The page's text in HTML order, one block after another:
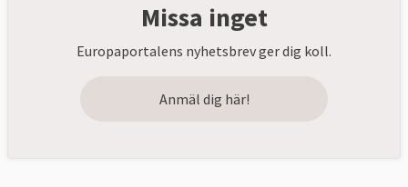
Missa inget
Europaportalens nyhetsbrev ger dig koll.
Anmäl dig här!